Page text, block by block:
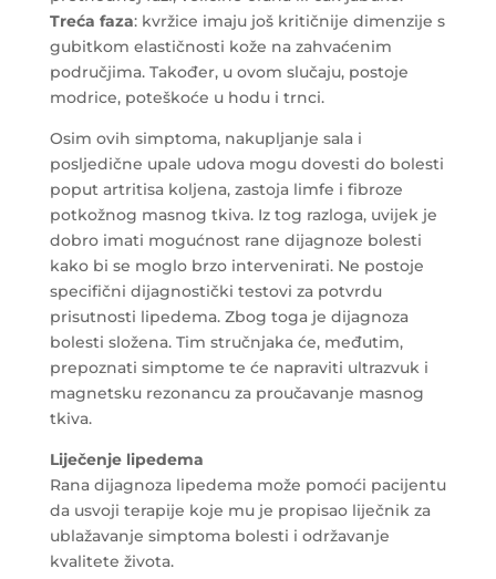
Treća faza: kvržice imaju još kritičnije dimenzije s
gubitkom elastičnosti kože na zahvaćenim
područjima. Također, u ovom slučaju, postoje
modrice, poteškoće u hodu i trnci.
Osim ovih simptoma, nakupljanje sala i
posljedične upale udova mogu dovesti do bolesti
poput artritisa koljena, zastoja limfe i fibroze
potkožnog masnog tkiva. Iz tog razloga, uvijek je
dobro imati mogućnost rane dijagnoze bolesti
kako bi se moglo brzo intervenirati. Ne postoje
specifični dijagnostički testovi za potvrdu
prisutnosti lipedema. Zbog toga je dijagnoza
bolesti složena. Tim stručnjaka će, međutim,
prepoznati simptome te će napraviti ultrazvuk i
magnetsku rezonancu za proučavanje masnog
tkiva.
Liječenje lipedema
Rana dijagnoza lipedema može pomoći pacijentu
da usvoji terapije koje mu je propisao liječnik za
ublažavanje simptoma bolesti i održavanje
kvalitete života.